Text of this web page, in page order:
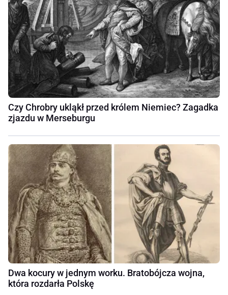
Czy Chrobry ukląkł przed królem Niemiec? Zagadka
zjazdu w Merseburgu
Dwa kocury w jednym worku. Bratobójcza wojna,
która rozdarła Polskę